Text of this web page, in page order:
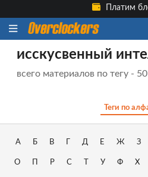
Платим
исскусвенный
всего материалов по тегу - 50
Теги по
А Б В Д Е Ж З
О Р С У Ф Х